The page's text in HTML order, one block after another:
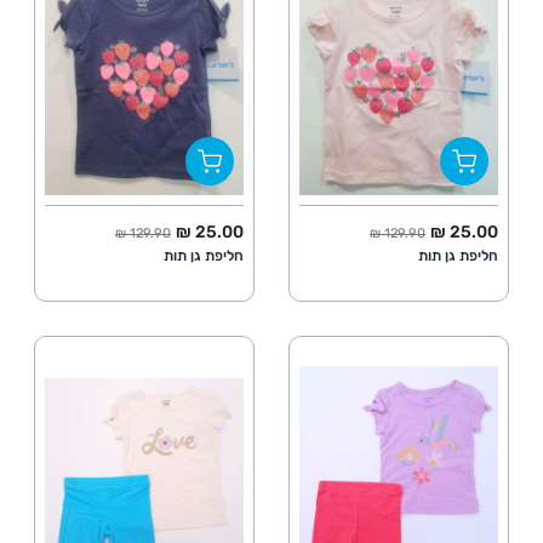
החל מ
25.00 ₪ מחיר מלא
129.90 ₪
חליפת גן תות
החל מ
25.00 ₪ מחיר מלא
129.90 ₪
חליפת גן תות